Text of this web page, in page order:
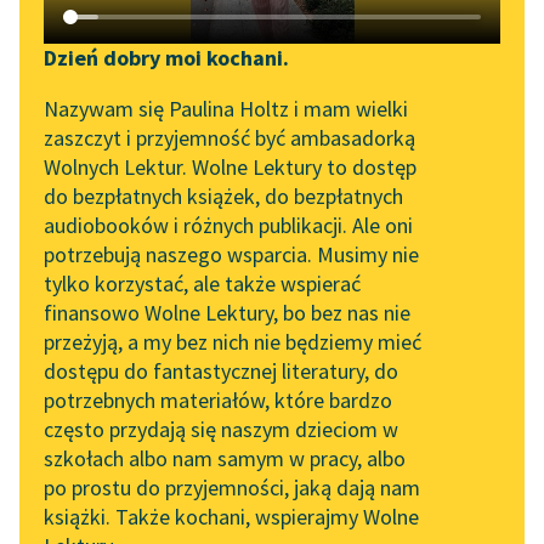
Katalog DAISY
Podkasty o książkach
Zgłoś brak utworu
Aktualności
„Prokurator Alicja Horn”
do słuchania
Byliśmy częścią AI Impact
Lab
Zapraszamy na spotkanie
online z tłumaczkami
literatury skandynawskiej
Spotkanie z Katarzyną
Tunkiel w Oslo
102. lata temu zmarł
Joseph Conrad
Narzędzia
Mapa Wolnych Lektur
Leśmianator
Przewodnik dla piszących i
czytających
API
OAI-PMH
Widget Wolnych Lektur
Przypisy
Dzień dobry moi kochani.
Nazywam się Paulina Holtz i mam wielki
zaszczyt i przyjemność być ambasadorką
Wolnych Lektur. Wolne Lektury to dostęp
do bezpłatnych książek, do bezpłatnych
audiobooków i różnych publikacji. Ale oni
potrzebują naszego wsparcia. Musimy nie
tylko korzystać, ale także wspierać
finansowo Wolne Lektury, bo bez nas nie
przeżyją, a my bez nich nie będziemy mieć
dostępu do fantastycznej literatury, do
potrzebnych materiałów, które bardzo
często przydają się naszym dzieciom w
szkołach albo nam samym w pracy, albo
po prostu do przyjemności, jaką dają nam
książki. Także kochani, wspierajmy Wolne
Poezje dla dzieci do lat 10, część II
Nasz świat
Dzień dobry
Czytanie
pobierz książkę
czytaj online